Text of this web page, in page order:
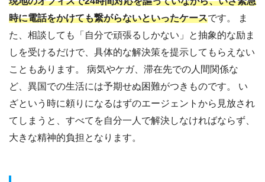
時に電話をかけても繋がらないといったケースです。 ま
た、相談しても「自分で頑張るしかない」と抽象的な励ま
しを受けるだけで、具体的な解決策を提示してもらえない
こともあります。 病気やケガ、滞在先での人間関係な
ど、異国での生活には予期せぬ困難がつきものです。 い
ざという時に頼りになるはずのエージェントから見放され
てしまうと、すべてを自分一人で解決しなければならず、
大きな精神的負担となります。